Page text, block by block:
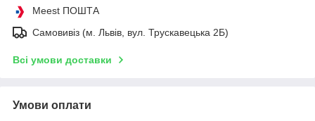
Meest ПОШТА
Самовивіз (м. Львів, вул. Трускавецька 2Б)
Всі умови доставки
Умови оплати